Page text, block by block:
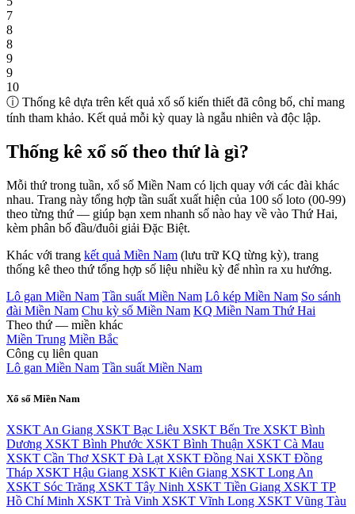
7
8
8
9
9
10
ⓘ Thống kê dựa trên kết quả xổ số kiến thiết đã công bố, chỉ mang
tính tham khảo. Kết quả mỗi kỳ quay là ngẫu nhiên và độc lập.
Thống kê xổ số theo thứ là gì?
Mỗi thứ trong tuần, xổ số Miền Nam có lịch quay với các đài khác
nhau. Trang này tổng hợp tần suất xuất hiện của 100 số loto (00-99)
theo từng thứ — giúp bạn xem nhanh số nào hay về vào Thứ Hai,
kèm phân bố đầu/đuôi giải Đặc Biệt.
Khác với trang kết quả Miền Nam (lưu trữ KQ từng kỳ), trang
thống kê theo thứ tổng hợp số liệu nhiều kỳ để nhìn ra xu hướng.
Lô gan Miền Nam Tần suất Miền Nam Lô kép Miền Nam So sánh
đài Miền Nam Chu kỳ số Miền Nam KQ Miền Nam Thứ Hai
Theo thứ — miền khác
Miền Trung Miền Bắc
Công cụ liên quan
Lô gan Miền Nam Tần suất Miền Nam
Xổ số Miền Nam
XSKT An Giang XSKT Bạc Liêu XSKT Bến Tre XSKT Bình
Dương XSKT Bình Phước XSKT Bình Thuận XSKT Cà Mau
XSKT Cần Thơ XSKT Đà Lạt XSKT Đồng Nai XSKT Đồng
Tháp XSKT Hậu Giang XSKT Kiên Giang XSKT Long An
XSKT Sóc Trăng XSKT Tây Ninh XSKT Tiền Giang XSKT TP
Hồ Chí Minh XSKT Trà Vinh XSKT Vĩnh Long XSKT Vũng Tàu